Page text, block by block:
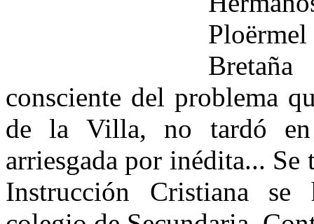
consciente del problema
de la Villa, no tardó
arriesgada por inédita... Se
Instrucción Cristiana se